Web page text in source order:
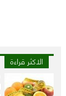
الاكثر قراءة